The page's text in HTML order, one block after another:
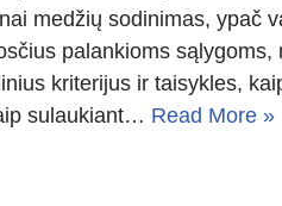
medžių sodinimas, ypač
palankioms sąlygoms,
kriterijus ir taisykles,
sulaukiant… Read More »